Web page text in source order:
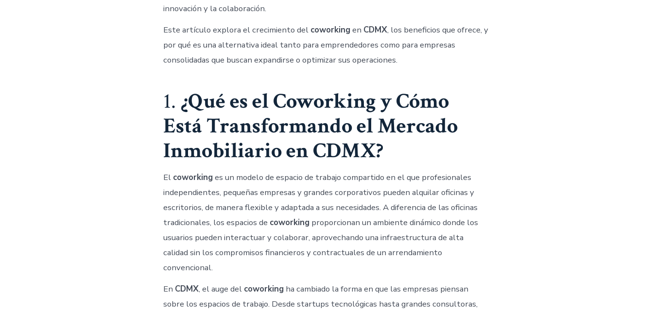
innovación y la colaboración.
Este artículo explora el crecimiento del coworking en CDMX, los beneficios que ofrece, y
por qué es una alternativa ideal tanto para emprendedores como para empresas
consolidadas que buscan expandirse o optimizar sus operaciones.
1. ¿Qué es el Coworking y Cómo
Está Transformando el Mercado
Inmobiliario en CDMX?
El coworking es un modelo de espacio de trabajo compartido en el que profesionales
independientes, pequeñas empresas y grandes corporativos pueden alquilar oficinas y
escritorios, de manera flexible y adaptada a sus necesidades. A diferencia de las oficinas
tradicionales, los espacios de coworking proporcionan un ambiente dinámico donde los
usuarios pueden interactuar y colaborar, aprovechando una infraestructura de alta
calidad sin los compromisos financieros y contractuales de un arrendamiento
convencional.
En CDMX, el auge del coworking ha cambiado la forma en que las empresas piensan
sobre los espacios de trabajo. Desde startups tecnológicas hasta grandes consultoras,